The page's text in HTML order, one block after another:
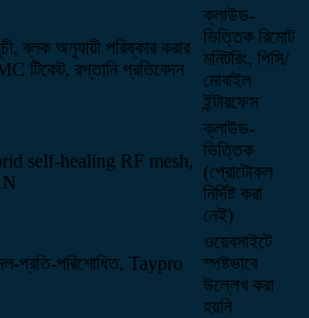
ব্লক অনুযায়ী পরিষ্কার করার
রপ্তানি প্রতিবেদন
ক্লাউড-
ভিত্তিক রিমোট
মনিটরিং, পিসি/
মোবাইল
ইন্টারফেস
self-healing RF mesh,
ক্লাউড-
ভিত্তিক
(প্রোটোকল
নির্দিষ্ট করা
নেই)
প্রতি-পরিশোধিত, Taypro
ওয়েবসাইটে
স্পষ্টভাবে
উল্লেখ করা
হয়নি